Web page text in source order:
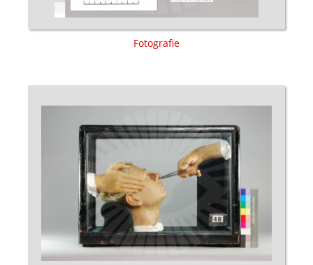
Fotografie